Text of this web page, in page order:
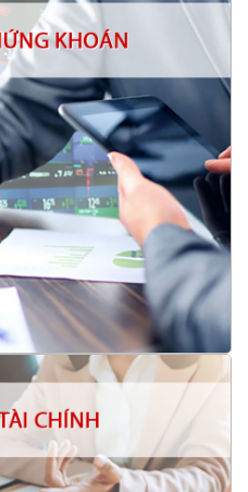
tiền gửi
khoán
chỉ quỹ mở